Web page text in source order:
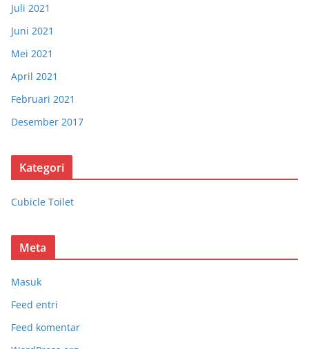
Juli 2021
Juni 2021
Mei 2021
April 2021
Februari 2021
Desember 2017
Kategori
Cubicle Toilet
Meta
Masuk
Feed entri
Feed komentar